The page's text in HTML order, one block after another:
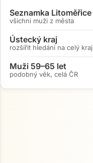
Seznamka Litoměřice
všichni muži z města
Ústecký kraj
rozšířit hledání na celý kraj
Muži 59–65 let
podobný věk, celá ČR